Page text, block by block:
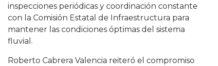
inspecciones periódicas y coordinación constante
con la Comisión Estatal de Infraestructura para
mantener las condiciones óptimas del sistema
fluvial.
Roberto Cabrera Valencia reiteró el compromiso